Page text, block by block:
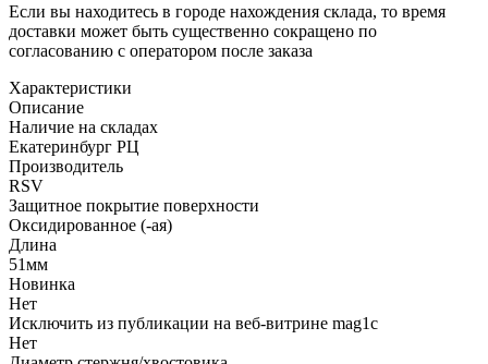
Если вы находитесь в городе нахождения склада, то время
доставки может быть существенно сокращено по
согласованию с оператором после заказа
Характеристики
Описание
Наличие на складах
Екатеринбург РЦ
Производитель
RSV
Защитное покрытие поверхности
Оксидированное (-ая)
Длина
51мм
Новинка
Нет
Исключить из публикации на веб-витрине mag1c
Нет